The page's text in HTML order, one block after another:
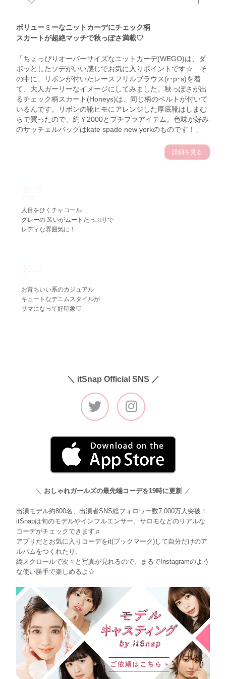
ボリューミーなニットカーデにチェック柄
スカートが超絶マッチで秋っぽさ満載♡
「ちょっぴりオーバーサイズなニットカーデ(WEGO)は、ダ
ボッとしたソデがいい感じでお気に入りポイントです☆ そ
の中に、リボンが付いたレースフリルブラウス(r･p･s)を着
て、大人ガーリーなイメージにしてみました。秋っぽさが出
るチェック柄スカート(Honeys)は、同じ柄のベルトが付いて
いるんです。リボンの靴ヒモにアレンジした厚底靴はしまむ
らで買ったので、約￥2000とプチプラアイテム。色味が好み
のサッチェルバッグはkate spade new yorkのものです！」
詳細を見る
Wed
人目をひくチャコール
グレーの 装いがムードたっぷりで
レディな雰囲気に！
10.15
お育ちいい系のカジュアル
キュートなデニムスタイルが
サマになって好印象♡
＼ itSnap Official SNS ／
＼ おしゃれガールズの最先端コーデを19時に更新 ／
出演モデル約800名、出演者SNS総フォロワー数7,000万人突破！
itSnapは旬のモデルやインフルエンサー、サロモなどのリアルな
コーデがチェックできます♫
アプリだとお気に入りコーデをit(ブックマーク)して自分だけのア
ルバムをつくれたり、
縦スクロールで次々と写真が見れるので、まるでInstagramのよう
な使い勝手で楽しめるよ☆